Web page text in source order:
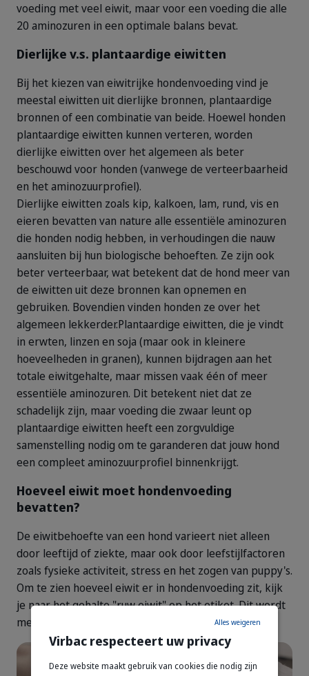
voeding met veel eiwit, maar voor een voeding die alle
20 aminozuren in een optimale balans bevat.
Dierlijke v.s. plantaardige eiwitten
Bij het kiezen van eiwitrijke hondenvoeding vind je
meestal eiwitten uit dierlijke bronnen, plantaardige
bronnen of een combinatie van beide. Hoewel honden
plantaardige eiwitten kunnen verteren, worden
dierlijke eiwitten over het algemeen als beter
beschouwd voor honden (vanwege de verteerbaarheid
en het aminozuurprofiel).
Dierlijke eiwitten zoals kip, kalkoen, lam, rund, vis en
eieren bevatten van nature alle essentiële aminozuren
die honden nodig hebben, in verhoudingen die nauw
aansluiten bij hun biologische behoeften. Ze zijn ook
beter verteerbaar, wat betekent dat de hond meer van
de eiwitten uit deze bronnen kan opnemen en
gebruiken. Bovendien vinden honden ze over het
algemeen lekkerder.Plantaardige eiwitten, die je vindt
in erwten, linzen en soja (maar ook in kleinere
hoeveelheden in granen), kunnen bijdragen aan het
totale eiwitgehalte, maar missen vaak één of meer
essentiële aminozuren. Dit betekent niet dat ze
schadelijk zijn, maar voeding die zwaar leunt op
plantaardige eiwitten heeft een zorgvuldige
samenstelling nodig om te garanderen dat jouw hond
een compleet aminozuurprofiel binnenkrijgt.
Hoeveel eiwit moet hondenvoeding
bevatten?
De eiwitbehoefte van een hond varieert niet alleen
door leeftijd of ziekte, maar ook door leefstijlfactoren
zoals fysieke activiteit, stress en het zogen van puppy's.
Om te zien hoeveel eiwit er in hondenvoeding zit, kijk
je naar het gehalte "ruw eiwit" op het etiket. Dit wordt
meestal weergegeven als een percentage.
Virbac respecteert uw privacy
Deze website maakt gebruik van cookies die nodig zijn
Alles weigeren